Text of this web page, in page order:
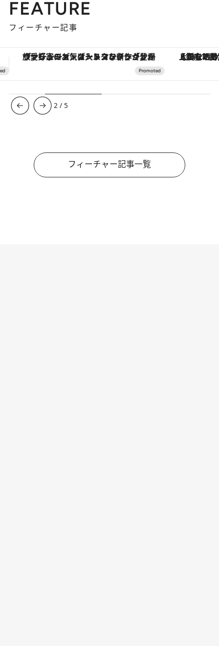
FEATURE
フィーチャー記事
【銀座で出合う最旬美容】美髪ケアや上質な眠り…セルフケアのアップデートから、特別な名入れギフトまで。大人のための「ReFa GINZA」クルーズ
3 / 5
フィーチャー記事一覧